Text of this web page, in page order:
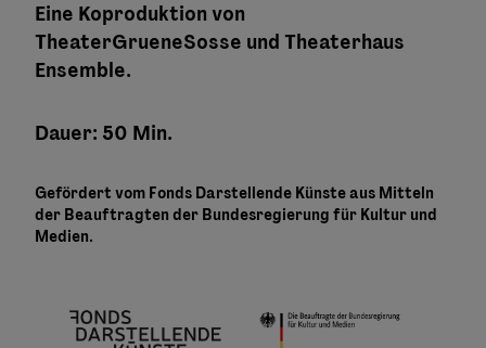
Eine Koproduktion von
TheaterGrueneSosse und Theaterhaus
Ensemble.
Dauer: 50 Min.
Gefördert vom Fonds Darstellende Künste aus Mitteln
der Beauftragten der Bundesregierung für Kultur und
Medien.